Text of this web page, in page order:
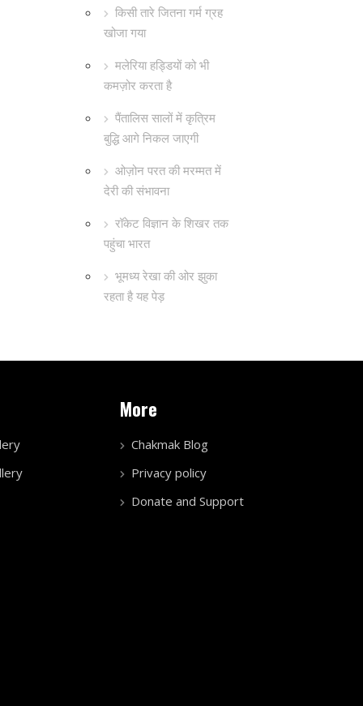
किसी तारे जितना गर्म ग्रह
खोजा गया
मलेरिया हड्डियों को भी
कमज़ोर करता है
पैंतालिस सालों में कृत्रिम
बुद्धि आगे निकल जाएगी
ओज़ोन परत की मरम्मत में
देरी की संभावना
रॉकेट विज्ञान के शिखर तक
पहुंचा भारत
भूमध्य रेखा की ओर झुका
रहता है यह पेड़
More
Chakmak Blog
Privacy policy
Donate and Support